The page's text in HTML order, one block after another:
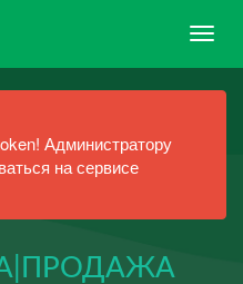
Администратору
на сервисе